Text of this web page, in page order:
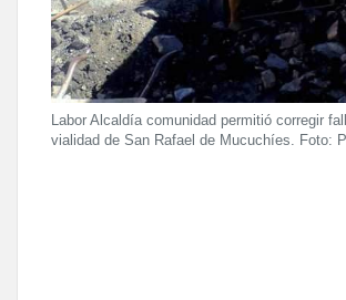
Labor Alcaldía comunidad permitió corregir
vialidad de San Rafael de Mucuchíes. Foto: